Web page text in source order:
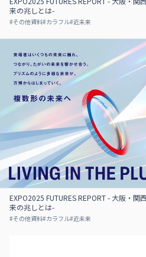
来の兆しとは-
#その他資料#カラフル#近未来
EXPO2025 FUTURES REPORT - 大阪・関
来の兆しとは-
#その他資料#カラフル#近未来